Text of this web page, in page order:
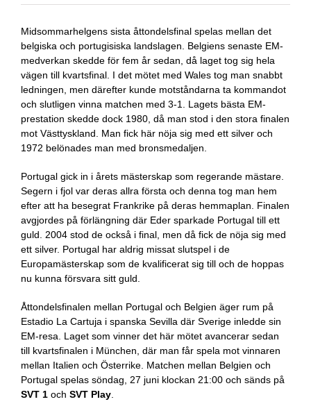
Midsommarhelgens sista åttondelsfinal spelas mellan det
belgiska och portugisiska landslagen. Belgiens senaste EM-
medverkan skedde för fem år sedan, då laget tog sig hela
vägen till kvartsfinal. I det mötet med Wales tog man snabbt
ledningen, men därefter kunde motståndarna ta kommandot
och slutligen vinna matchen med 3-1. Lagets bästa EM-
prestation skedde dock 1980, då man stod i den stora finalen
mot Västtyskland. Man fick här nöja sig med ett silver och
1972 belönades man med bronsmedaljen.
Portugal gick in i årets mästerskap som regerande mästare.
Segern i fjol var deras allra första och denna tog man hem
efter att ha besegrat Frankrike på deras hemmaplan. Finalen
avgjordes på förlängning där Eder sparkade Portugal till ett
guld. 2004 stod de också i final, men då fick de nöja sig med
ett silver. Portugal har aldrig missat slutspel i de
Europamästerskap som de kvalificerat sig till och de hoppas
nu kunna försvara sitt guld.
Åttondelsfinalen mellan Portugal och Belgien äger rum på
Estadio La Cartuja i spanska Sevilla där Sverige inledde sin
EM-resa. Laget som vinner det här mötet avancerar sedan
till kvartsfinalen i München, där man får spela mot vinnaren
mellan Italien och Österrike. Matchen mellan Belgien och
Portugal spelas söndag, 27 juni klockan 21:00 och sänds på
SVT 1 och SVT Play